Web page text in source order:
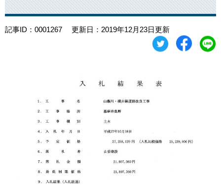
記事ID：0001267 更新日：2019年12月23日更新